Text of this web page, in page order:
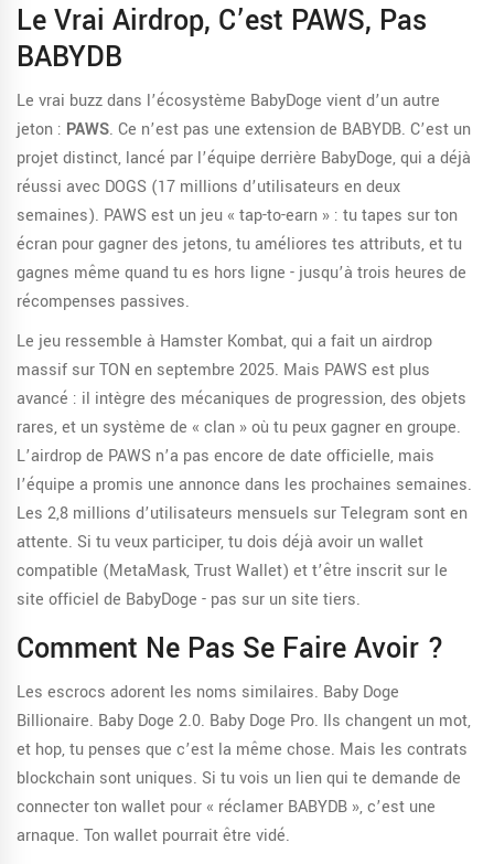
Le Vrai Airdrop, C’est PAWS, Pas
BABYDB
Le vrai buzz dans l’écosystème BabyDoge vient d’un autre
jeton : PAWS. Ce n’est pas une extension de BABYDB. C’est un
projet distinct, lancé par l’équipe derrière BabyDoge, qui a déjà
réussi avec DOGS (17 millions d’utilisateurs en deux
semaines). PAWS est un jeu « tap-to-earn » : tu tapes sur ton
écran pour gagner des jetons, tu améliores tes attributs, et tu
gagnes même quand tu es hors ligne - jusqu’à trois heures de
récompenses passives.
Le jeu ressemble à Hamster Kombat, qui a fait un airdrop
massif sur TON en septembre 2025. Mais PAWS est plus
avancé : il intègre des mécaniques de progression, des objets
rares, et un système de « clan » où tu peux gagner en groupe.
L’airdrop de PAWS n’a pas encore de date officielle, mais
l’équipe a promis une annonce dans les prochaines semaines.
Les 2,8 millions d’utilisateurs mensuels sur Telegram sont en
attente. Si tu veux participer, tu dois déjà avoir un wallet
compatible (MetaMask, Trust Wallet) et t’être inscrit sur le
site officiel de BabyDoge - pas sur un site tiers.
Comment Ne Pas Se Faire Avoir ?
Les escrocs adorent les noms similaires. Baby Doge
Billionaire. Baby Doge 2.0. Baby Doge Pro. Ils changent un mot,
et hop, tu penses que c’est la même chose. Mais les contrats
blockchain sont uniques. Si tu vois un lien qui te demande de
connecter ton wallet pour « réclamer BABYDB », c’est une
arnaque. Ton wallet pourrait être vidé.